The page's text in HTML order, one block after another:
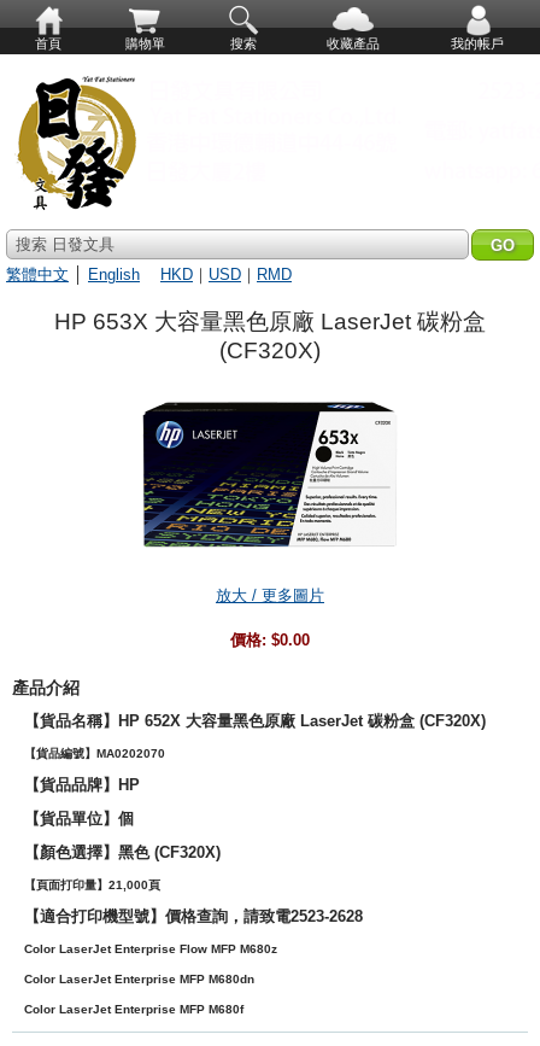
首頁 購物單 搜索 收藏產品 我的帳戶
搜索 日發文具
繁體中文
English HKD ｜ USD ｜ RMD
HP 653X 大容量黑色原廠 LaserJet 碳粉盒
(CF320X)
放大 / 更多圖片
價格: $0.00
產品介紹
【貨品名稱】HP 652X 大容量黑色原廠 LaserJet 碳粉盒 (CF320X)
【貨品編號】MA0202070
【貨品品牌】
HP
【貨品單位】個
【顏色選擇】黑色 (CF320X)
【頁面打印量】21,000頁
【適合打印機型號】價格查詢，請致電2523-2628
Color LaserJet Enterprise Flow MFP M680z
Color LaserJet Enterprise MFP M680dn
Color LaserJet Enterprise MFP M680f